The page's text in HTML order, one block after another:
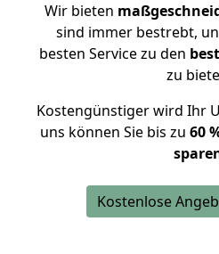
Wir bieten
sind immer bestrebt,
besten Service zu den
zu
Kostengünstiger wird Ihr
uns können Sie bis zu 60
Kostenlose